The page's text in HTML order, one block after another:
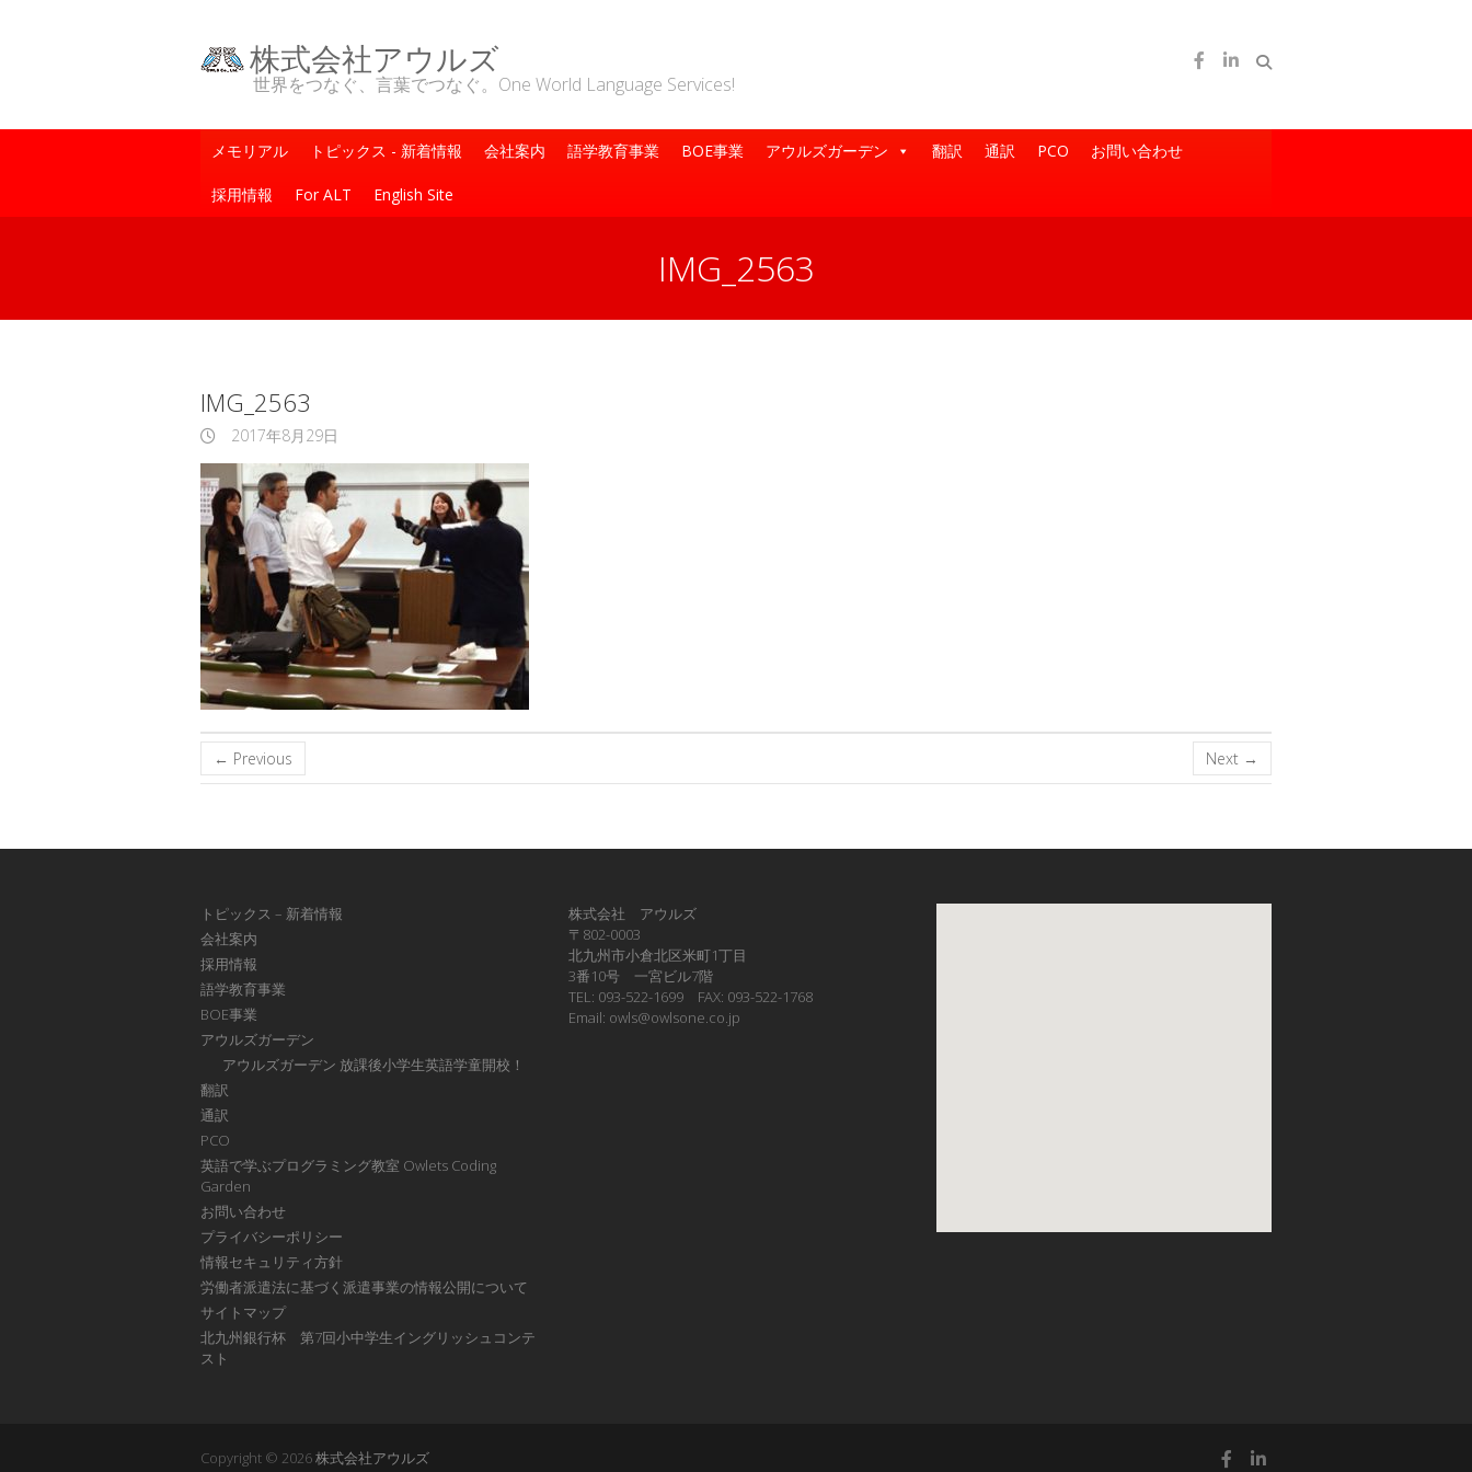
株式会社アウルズ
世界をつなぐ、言葉でつなぐ。One World Language Services!
メモリアル トピックス - 新着情報 会社案内 語学教育事業 BOE事業 アウルズガーデン 翻訳 通訳 PCO お問い合わせ
採用情報 For ALT English Site
IMG_2563
IMG_2563
2017年8月29日
← Previous Next →
トピックス – 新着情報
会社案内
採用情報
語学教育事業
BOE事業
アウルズガーデン
アウルズガーデン 放課後小学生英語学童開校！
翻訳
通訳
PCO
英語で学ぶプログラミング教室 Owlets Coding
Garden
お問い合わせ
プライバシーポリシー
情報セキュリティ方針
労働者派遣法に基づく派遣事業の情報公開について
サイトマップ
北九州銀行杯 第7回小中学生イングリッシュコンテ
スト
株式会社 アウルズ
〒802-0003
北九州市小倉北区米町1丁目
3番10号 一宮ビル7階
TEL: 093-522-1699 FAX: 093-522-1768
Email: owls@owlsone.co.jp
Copyright © 2026株式会社アウルズ